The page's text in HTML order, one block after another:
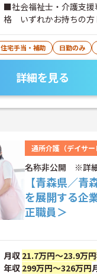
■社会福祉士・介護支援
格 いずれかお持ちの方
住宅手当・補助 日勤のみ
詳細を見る
通所介護（デイサー
名称非公開 ※詳
【青森県／
を展開する企
正職員＞
月収 21.7万円～23.9万円
年収 299万円～326万円